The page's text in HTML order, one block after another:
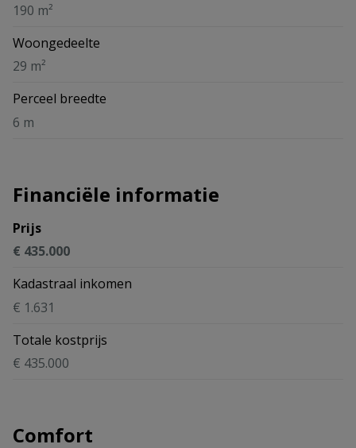
190 m²
Woongedeelte
29 m²
Perceel breedte
6 m
Financiële informatie
Prijs
€ 435.000
Kadastraal inkomen
€ 1.631
Totale kostprijs
€ 435.000
Comfort